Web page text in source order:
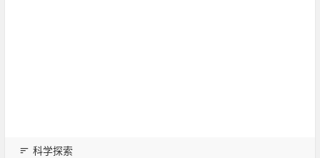
科学探索